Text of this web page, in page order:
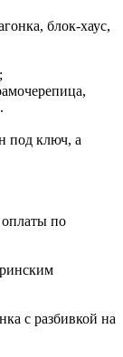
блок-хаус,
под ключ, а
по
с разбивкой на